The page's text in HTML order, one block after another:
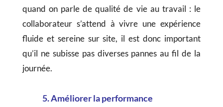
quand on parle de qualité de vie au travail : le
collaborateur s’attend à vivre une expérience
fluide et sereine sur site, il est donc important
qu’il ne subisse pas diverses pannes au fil de la
journée.
5. Améliorer la performance